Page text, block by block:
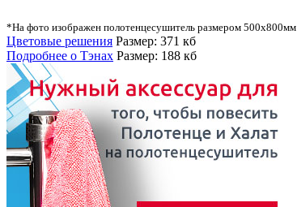
*На фото изображен полотенцесушитель размером 500х800мм
Цветовые решения Размер: 371 кб
Подробнее о Тэнах Размер: 188 кб